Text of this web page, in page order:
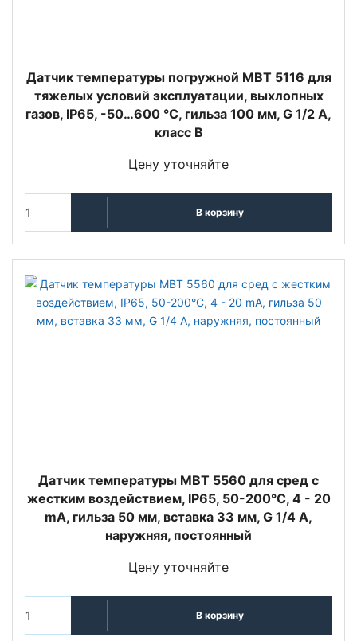
Датчик температуры погружной MBT 5116 для
тяжелых условий эксплуатации, выхлопных
газов, IP65, -50…600 °C, гильза 100 мм, G 1/2 A,
класс B
Цену уточняйте
В корзину
Датчик температуры MBT 5560 для сред с
жестким воздействием, IP65, 50-200°C, 4 - 20
mA, гильза 50 мм, вставка 33 мм, G 1/4 A,
наружняя, постоянный
Цену уточняйте
В корзину